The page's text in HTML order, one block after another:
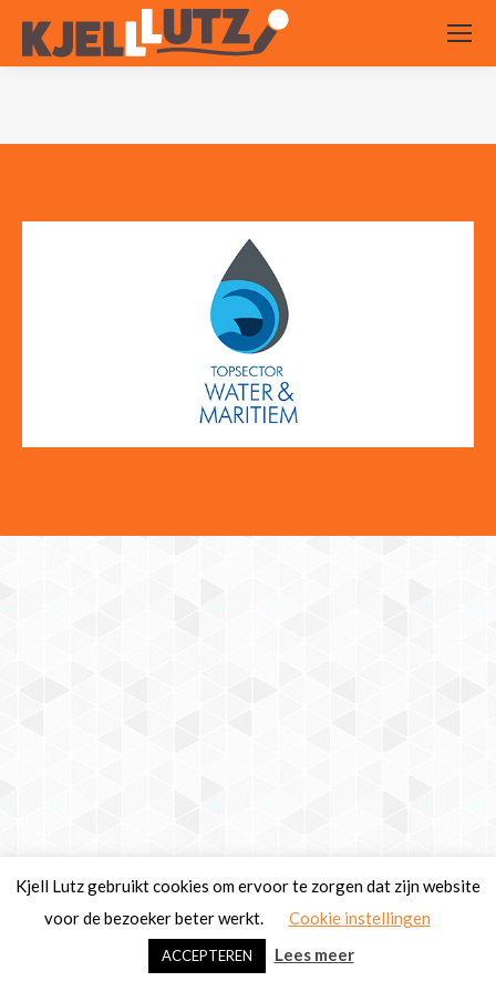
Kjell Lutz gebruikt cookies om ervoor te zorgen dat zijn website
voor de bezoeker beter werkt.
Cookie instellingen
ACCEPTEREN Lees meer